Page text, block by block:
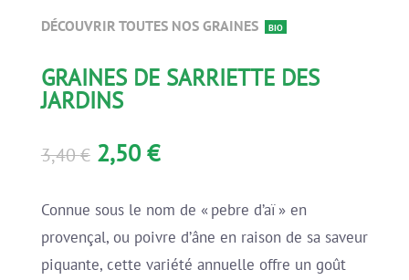
DÉCOUVRIR TOUTES NOS GRAINES BIO
GRAINES DE SARRIETTE DES
JARDINS
3,40€ Le
initial
était :
3,40 €.
2,50 €Le
actuel
est :
2,50 €.
Connue sous le nom de « pebre d’aï »en
provençal, ou poivre d’âne en raison de sa saveur
piquante, cette variété annuelle offre un goût